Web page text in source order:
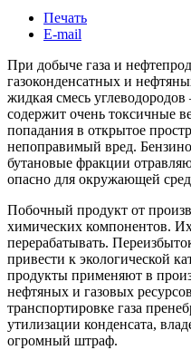
Печать
E-mail
При добыче газа и
газоконденсатных и
жидкая смесь
содержит очень токсичные
попадания в открытое
непоправимый вред.
бутановые фракции
опасно для окружающей
Побочный продукт от
химических компонентов.
перерабатывать.
привести к экологической
продукты применяют в
нефтяных и газовых
транспортировке газа
утилизации конденсата,
огромный штраф.